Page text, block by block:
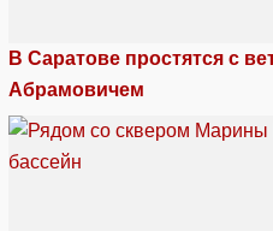
В Саратове простятся с
Абрамовичем